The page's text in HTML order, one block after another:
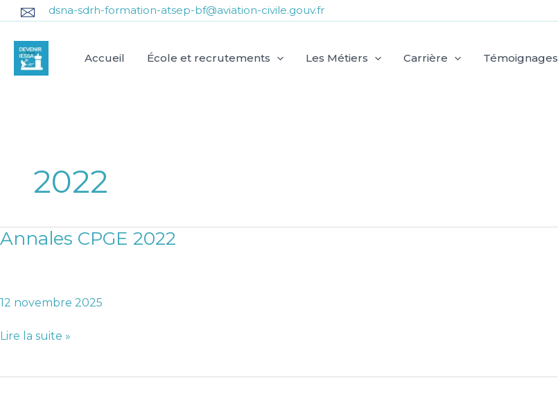
Aller
au
contenu
dsna-sdrh-formation-atsep-bf@aviation-civile.gouv.fr
Accueil École et recrutements Les Métiers Carrière Témoignages
2022
Annales CPGE 2022
12 novembre 2025
Annales
Lire la suite »